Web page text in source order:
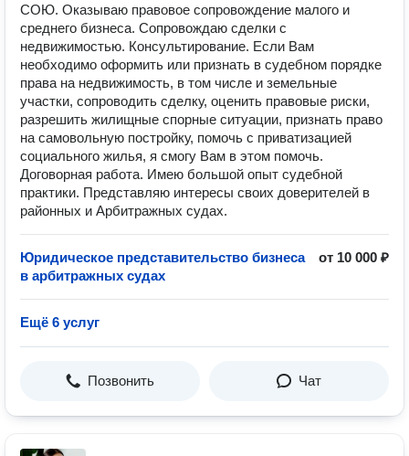
СОЮ. Оказываю правовое сопровождение малого и
среднего бизнеса. Сопровождаю сделки с
недвижимостью. Консультирование. Если Вам
необходимо оформить или признать в судебном порядке
права на недвижимость, в том числе и земельные
участки, сопроводить сделку, оценить правовые риски,
разрешить жилищные спорные ситуации, признать право
на самовольную постройку, помочь с приватизацией
социального жилья, я смогу Вам в этом помочь.
Договорная работа. Имею большой опыт судебной
практики. Представляю интересы своих доверителей в
районных и Арбитражных судах.
Юридическое представительство бизнеса
в арбитражных судах
от 10 000 ₽
Ещё 6 услуг
Позвонить Чат